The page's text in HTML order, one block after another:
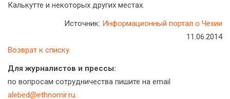
Калькутте и некоторых других местах.
Источник: Информационный портал о Чехии
11.06.2014
Возврат к списку
Для журналистов и прессы:
по вопросам сотрудничества пишите на email
alebed@ethnomir.ru.